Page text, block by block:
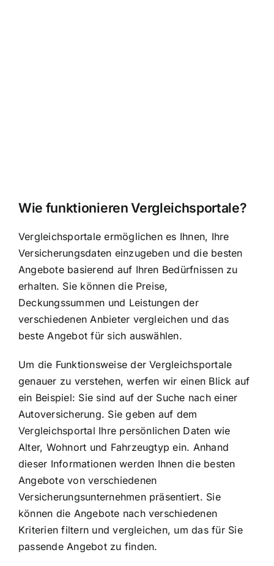
Wie funktionieren Vergleichsportale?
Vergleichsportale ermöglichen es Ihnen, Ihre
Versicherungsdaten einzugeben und die besten
Angebote basierend auf Ihren Bedürfnissen zu
erhalten. Sie können die Preise,
Deckungssummen und Leistungen der
verschiedenen Anbieter vergleichen und das
beste Angebot für sich auswählen.
Um die Funktionsweise der Vergleichsportale
genauer zu verstehen, werfen wir einen Blick auf
ein Beispiel: Sie sind auf der Suche nach einer
Autoversicherung. Sie geben auf dem
Vergleichsportal Ihre persönlichen Daten wie
Alter, Wohnort und Fahrzeugtyp ein. Anhand
dieser Informationen werden Ihnen die besten
Angebote von verschiedenen
Versicherungsunternehmen präsentiert. Sie
können die Angebote nach verschiedenen
Kriterien filtern und vergleichen, um das für Sie
passende Angebot zu finden.